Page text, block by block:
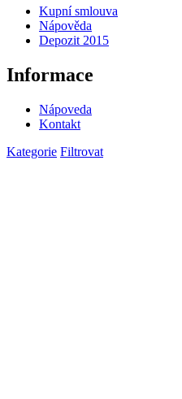
Kupní smlouva
Nápověda
Depozit 2015
Informace
Nápoveda
Kontakt
Kategorie Filtrovat